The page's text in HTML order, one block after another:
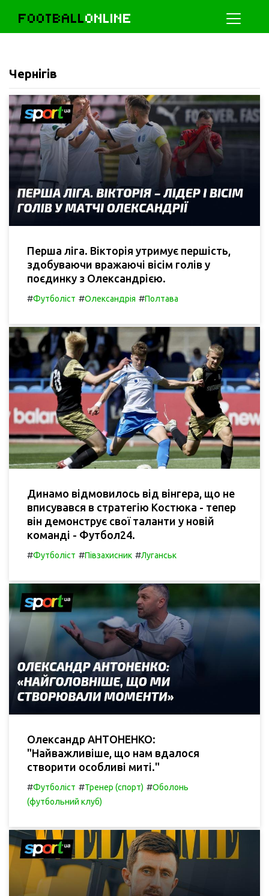
FOOTBALLONLINE
Чернігів
Перша ліга. Вікторія утримує першість,
здобуваючи вражаючі вісім голів у
поєдинку з Олександрією.
#Футболіст #Олександрія #Полтава
Динамо відмовилось від вінгера, що не
вписувався в стратегію Костюка - тепер
він демонструє свої таланти у новій
команді - Футбол24.
#Футболіст #Півзахисник #Луганськ
Олександр АНТОНЕНКО:
"Найважливіше, що нам вдалося
створити особливі миті."
#Футболіст #Тренер (спорт) #Оболонь
(футбольний клуб)